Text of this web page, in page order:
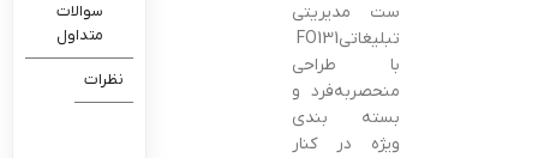
ست مدیریتی
تبلیغاتیFO131
با طراحی
منحصربه‌فرد و
بسته بندی
ویژه در کنار
سوالات
متداول
نظرات